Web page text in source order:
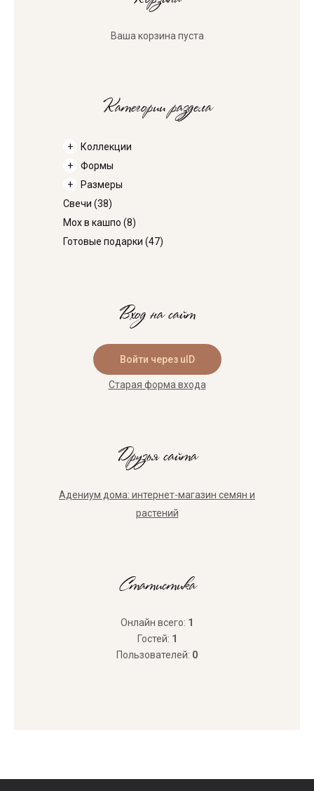
Ваша корзина пуста
Категории раздела
Коллекции
Формы
Размеры
Свечи (38)
Мох в кашпо (8)
Готовые подарки (47)
Вход на сайт
Войти через uID
Старая форма входа
Друзья сайта
Адениум дома: интернет-магазин семян и
растений
Статистика
Онлайн всего: 1
Гостей: 1
Пользователей: 0